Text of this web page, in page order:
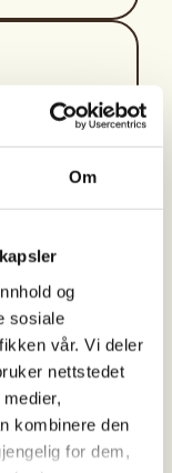
Om
og
sosiale
vår. Vi deler
nettstedet
kombinere den
for dem,
turområder.
Det vil si raskt
60 år, og som
Det er selvfølgelig
60 år.